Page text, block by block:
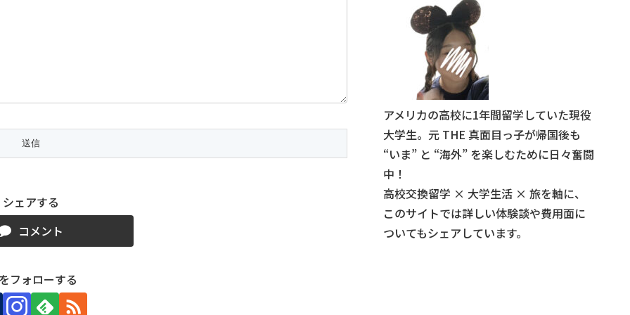
シェアする
コメント
フォローする
アメリカの高校に1年間留学していた現役
大学生。元 THE 真面目っ子が帰国後も
“いま” と “海外” を楽しむために日々奮闘
中！
高校交換留学 × 大学生活 × 旅を軸に、
このサイトでは詳しい体験談や費用面に
ついてもシェアしています。